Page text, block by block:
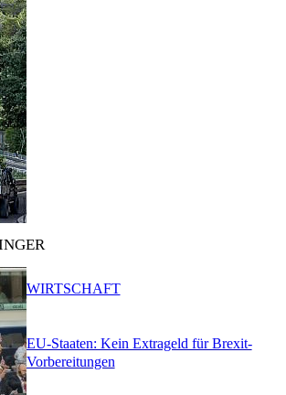
EU-Staaten: Kein Extrageld für Brexit-
Vorbereitungen
WIRTSCHAFT